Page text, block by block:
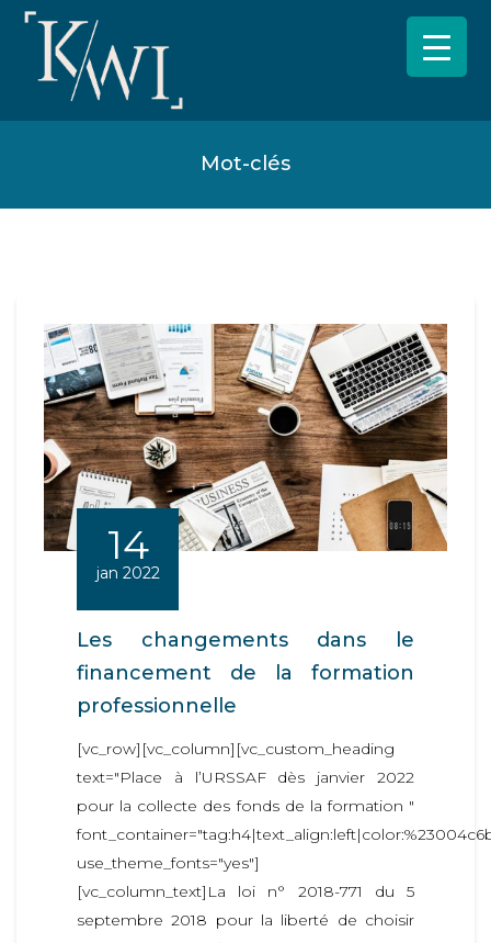
Mot-clés
14
jan 2022
Les changements dans le
financement de la formation
professionnelle
[vc_row][vc_column][vc_custom_heading
text="Place à l’URSSAF dès janvier 2022
pour la collecte des fonds de la formation "
use_theme_fonts="yes"]
[vc_column_text]La loi n° 2018-771 du 5
septembre 2018 pour la liberté de choisir